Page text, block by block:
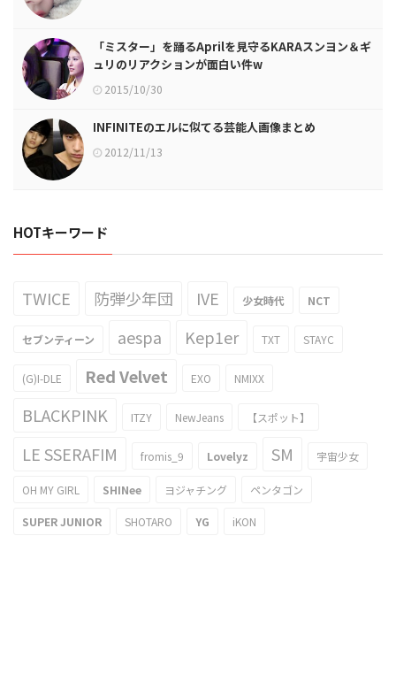
「ミスター」を踊るAprilを見守るKARAスンヨン＆ギ
ュリのリアクションが面白い件w
2015/10/30
INFINITEのエルに似てる芸能人画像まとめ
2012/11/13
HOTキーワード
TWICE 防弾少年団 IVE 少女時代 NCT
セブンティーン aespa Kep1er TXT STAYC
(G)I-DLE Red Velvet EXO NMIXX
BLACKPINK ITZY NewJeans 【スポット】
LE SSERAFIM fromis_9 Lovelyz SM 宇宙少女
OH MY GIRL SHINee ヨジャチング ペンタゴン
SUPER JUNIOR SHOTARO YG iKON